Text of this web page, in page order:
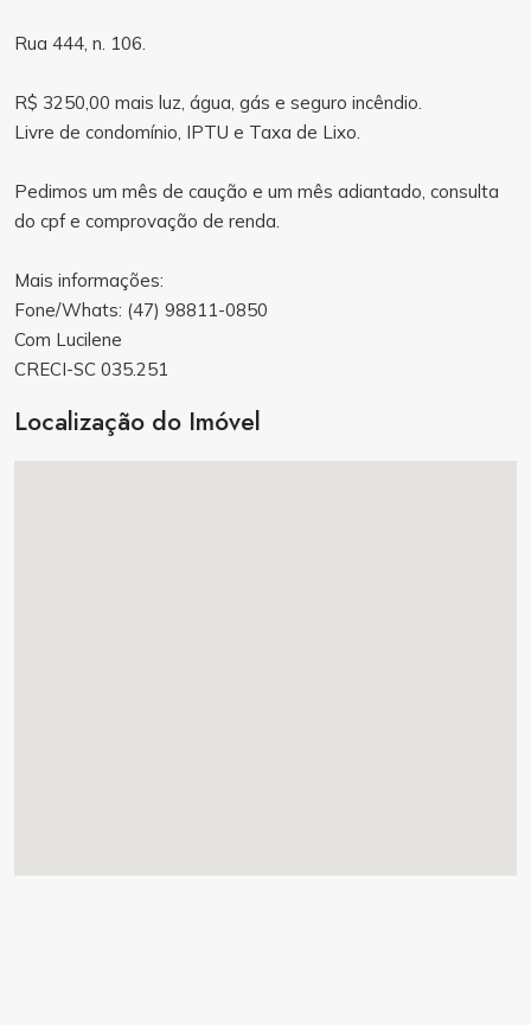
Rua 444, n. 106.
R$ 3250,00 mais luz, água, gás e seguro incêndio.
Livre de condomínio, IPTU e Taxa de Lixo.
Pedimos um mês de caução e um mês adiantado, consulta
do cpf e comprovação de renda.
Mais informações:
Fone/Whats: (47) 98811-0850
Com Lucilene
CRECI-SC 035.251
Localização do Imóvel